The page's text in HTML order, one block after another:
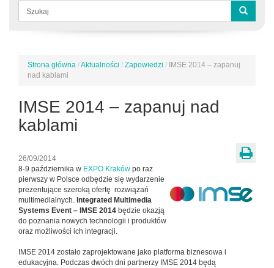
Formularz
wyszukiwania
Jesteś
tutaj
Strona główna /Aktualności / Zapowiedzi / IMSE 2014 – zapanuj
nad kablami
IMSE 2014 – zapanuj nad
kablami
26/09/2014
8-9 października w EXPO Kraków po raz
pierwszy w Polsce odbędzie się wydarzenie
prezentujące szeroką ofertę rozwiązań
multimedialnych. Integrated Multimedia
Systems Event – IMSE 2014 będzie okazją
do poznania nowych technologii i produktów
oraz możliwości ich integracji.
IMSE 2014 zostało zaprojektowane jako platforma biznesowa i
edukacyjna. Podczas dwóch dni partnerzy IMSE 2014 będą